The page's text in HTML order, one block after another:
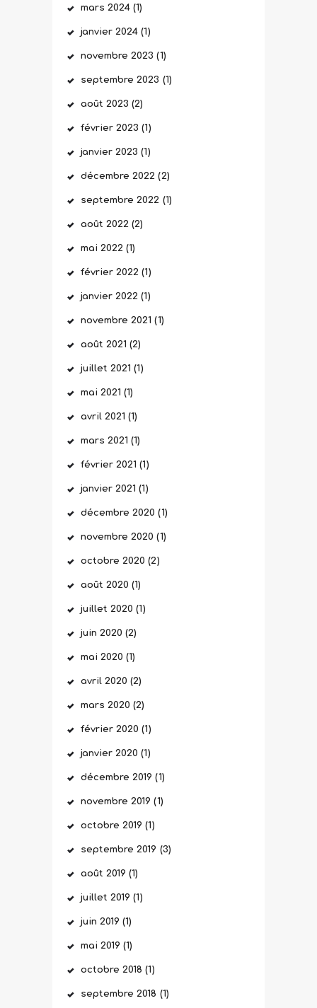
mars 2024 (1)
janvier2024 (1)
novembre2023 (1)
septembre2023 (1)
août 2023 (2)
février2023 (1)
janvier2023 (1)
décembre2022 (2)
septembre2022 (1)
août 2022 (2)
mai 2022 (1)
février2022 (1)
janvier2022 (1)
novembre2021 (1)
août 2021 (2)
juillet2021 (1)
mai 2021 (1)
avril 2021 (1)
mars 2021 (1)
février2021 (1)
janvier2021 (1)
décembre2020 (1)
novembre2020 (1)
octobre2020 (2)
août 2020 (1)
juillet2020 (1)
juin 2020 (2)
mai 2020 (1)
avril 2020 (2)
mars 2020 (2)
février2020 (1)
janvier2020 (1)
décembre2019 (1)
novembre2019 (1)
octobre2019 (1)
septembre2019 (3)
août 2019 (1)
juillet2019 (1)
juin 2019 (1)
mai 2019 (1)
octobre2018 (1)
septembre2018 (1)